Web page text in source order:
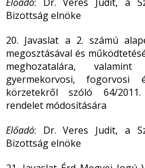
Bizottság elnöke
20. Javaslat a 2. számú
megosztásával és
meghozatalára,
gyermekorvosi,
körzetekről szóló 64/
rendelet módosítására
Előadó: Dr. Veres Judit, a
Bizottság elnöke